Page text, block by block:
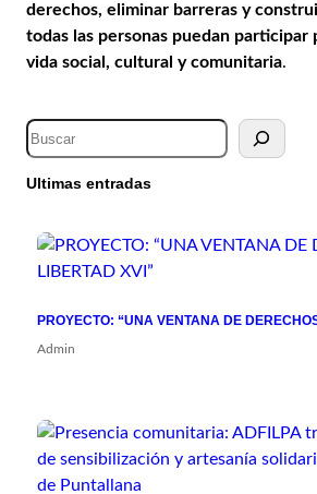
derechos, eliminar barreras y
todas las personas puedan participar
vida social, cultural y comunitaria.
S
e
a
Ultimas entradas
PROYECTO: “UNA VENTANA DE
Admin